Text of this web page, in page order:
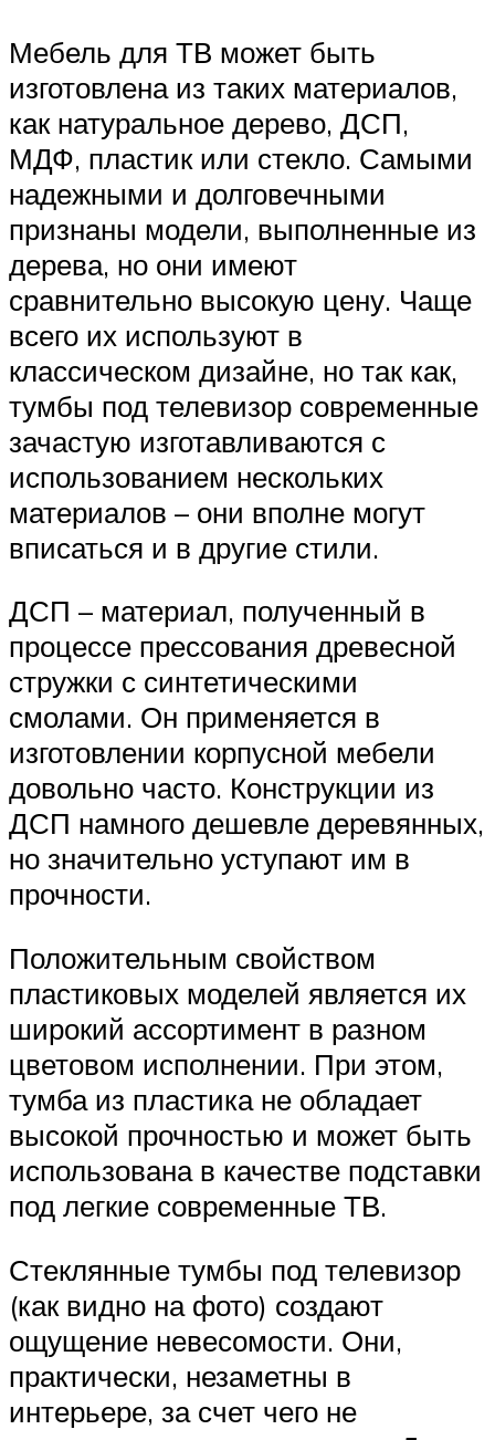
Мебель для ТВ может быть
изготовлена из таких материалов,
как натуральное дерево, ДСП,
МДФ, пластик или стекло. Самыми
надежными и долговечными
признаны модели, выполненные из
дерева, но они имеют
сравнительно высокую цену. Чаще
всего их используют в
классическом дизайне, но так как,
тумбы под телевизор современные
зачастую изготавливаются с
использованием нескольких
материалов – они вполне могут
вписаться и в другие стили.
ДСП – материал, полученный в
процессе прессования древесной
стружки с синтетическими
смолами. Он применяется в
изготовлении корпусной мебели
довольно часто. Конструкции из
ДСП намного дешевле деревянных,
но значительно уступают им в
прочности.
Положительным свойством
пластиковых моделей является их
широкий ассортимент в разном
цветовом исполнении. При этом,
тумба из пластика не обладает
высокой прочностью и может быть
использована в качестве подставки
под легкие современные ТВ.
Стеклянные тумбы под телевизор
(как видно на фото) создают
ощущение невесомости. Они,
практически, незаметны в
интерьере, за счет чего не